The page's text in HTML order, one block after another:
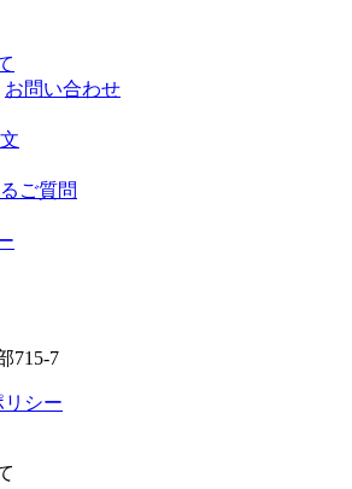
お問い合わせ
ご質問
715-7
リシー